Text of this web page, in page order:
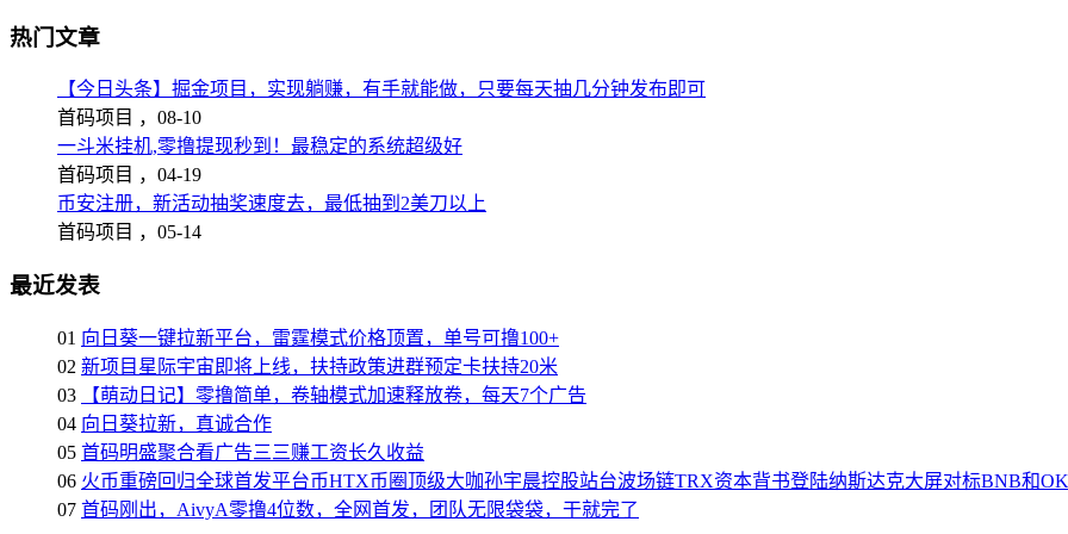
热门文章
【今日头条】掘金项目，实现躺赚，有手就能做，只要每天抽几分钟发布即可
首码项目 ， 08-10
一斗米挂机,零撸提现秒到！最稳定的系统超级好
首码项目 ， 04-19
币安注册，新活动抽奖速度去，最低抽到2美刀以上
首码项目 ， 05-14
最近发表
01 向日葵一键拉新平台，雷霆模式价格顶置，单号可撸100+
02 新项目星际宇宙即将上线，扶持政策进群预定卡扶持20米
03
【萌动日记】零撸简单，卷轴模式加速释放卷，每天7个广告
04 向日葵拉新，真诚合作
05 首码明盛聚合看广告三三赚工资长久收益
06 火币重磅回归全球首发平台币HTX币圈顶级大咖孙宇晨控股站台波场链TRX资本背书登陆纳斯达克大屏对标BNB和
07 首码刚出，AivyA零撸4位数，全网首发，团队无限袋袋，干就完了